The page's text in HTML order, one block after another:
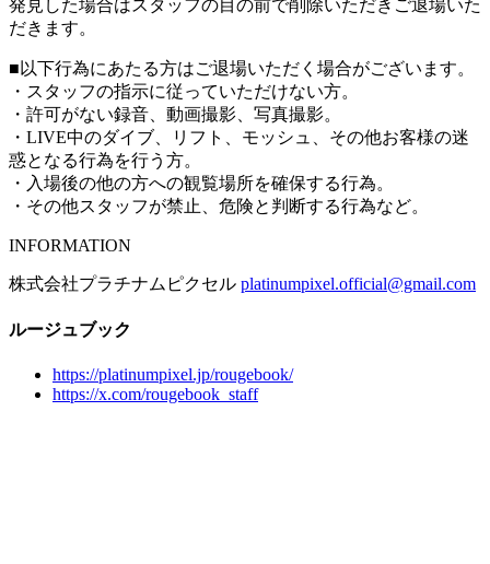
発見した場合はスタッフの目の前で削除いただきご退場いた
だきます。
■以下行為にあたる方はご退場いただく場合がございます。
・スタッフの指示に従っていただけない方。
・許可がない録音、動画撮影、写真撮影。
・LIVE中のダイブ、リフト、モッシュ、その他お客様の迷
惑となる行為を行う方。
・入場後の他の方への観覧場所を確保する行為。
・その他スタッフが禁止、危険と判断する行為など。
INFORMATION
株式会社プラチナムピクセル platinumpixel.official@gmail.com
ルージュブック
https://platinumpixel.jp/rougebook/
https://x.com/rougebook_staff